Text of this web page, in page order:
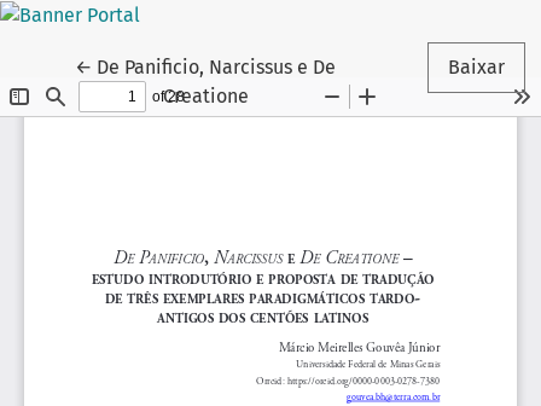
← Voltar aos Detalhes do Artigo
De Panificio, Narcissus e De
Creatione
Baixar